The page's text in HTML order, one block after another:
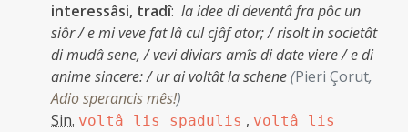
interessâsi, tradî: la idee di deventâ fra pôc un
siôr / e mi veve fat lâ cul cjâf ator; / risolt in societât
di mudâ sene, / vevi diviars amîs di date viere / e di
anime sincere: / ur ai voltât la schene(Pieri Çorut,
Adio sperancis mês!)
Sin. voltâ lis spadulis , voltâ lis